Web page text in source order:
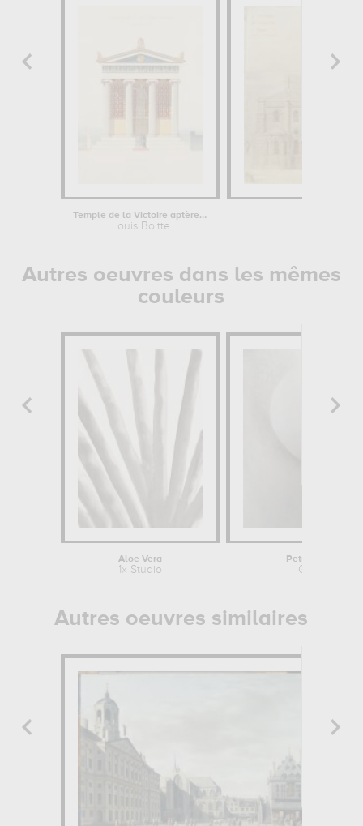
Temple de la Victoire aptère à...
Louis Boitte
Autres oeuvres dans les mêmes
couleurs
Aloe Vera
1x Studio
Petrifying
Gilbert
Autres oeuvres similaires